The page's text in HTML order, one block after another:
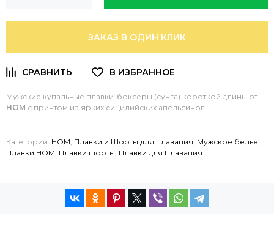
ЗАКАЗ В ОДИН КЛИК
Мужские купальные плавки-боксеры (сунга) короткой длины от
HOM с принтом из ярких сицилийских апельсинов.
Категории: HOM, Плавки и Шорты для плавания, Мужское белье,
Плавки HOM, Плавки шорты, Плавки для Плавания